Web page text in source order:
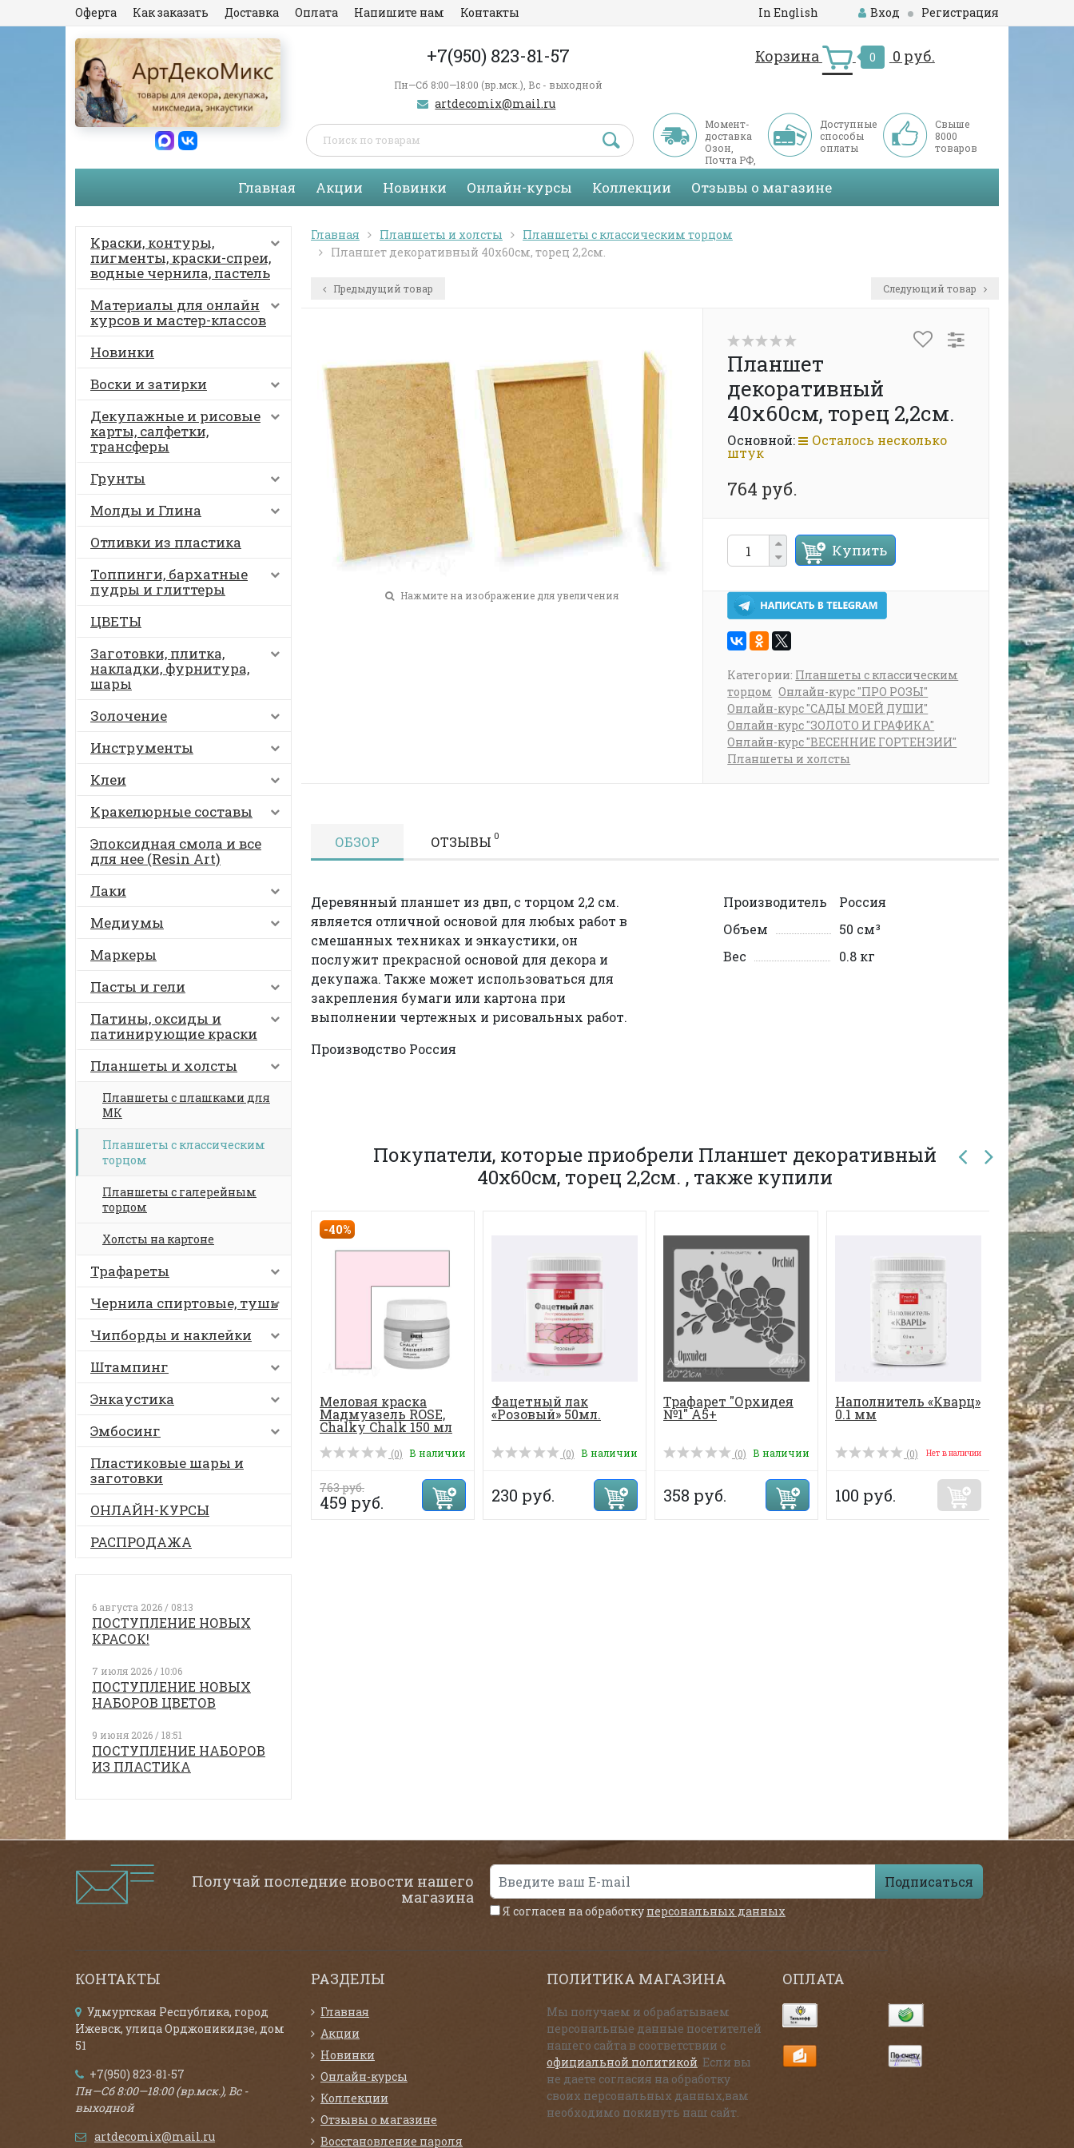
Оферта Как заказать Доставка Оплата Напишите нам Контакты In English Вход Регистрация
+7(950) 823-81-57
Пн—Сб 8:00—18:00 (вр.мск.), Вс - выходной
artdecomix@mail.ru
Корзина 0 0 руб.
Момент-
доставка
Озон,
Почта РФ,
СДЭК
Доступные
способы
оплаты
Свыше
8000
товаров
Главная Акции Новинки Онлайн-курсы Коллекции Отзывы о магазине
Краски, контуры,
пигменты, краски-спреи,
водные чернила, пастель
Материалы для онлайн
курсов и мастер-классов
Новинки
Воски и затирки
Декупажные и рисовые
карты, салфетки,
трансферы
Грунты
Молды и Глина
Отливки из пластика
Топпинги, бархатные
пудры и глиттеры
ЦВЕТЫ
Заготовки, плитка,
накладки, фурнитура,
шары
Золочение
Инструменты
Клеи
Кракелюрные составы
Эпоксидная смола и все
для нее (Resin Art)
Лаки
Медиумы
Маркеры
Пасты и гели
Патины, оксиды и
патинирующие краски
Планшеты и холсты
Планшеты с плашками для
МК
Планшеты с классическим
торцом
Планшеты с галерейным
торцом
Холсты на картоне
Трафареты
Чернила спиртовые, тушь
Чипборды и наклейки
Штампинг
Энкаустика
Эмбосинг
Пластиковые шары и
заготовки
ОНЛАЙН-КУРСЫ
РАСПРОДАЖА
6 августа 2026 / 08:13
ПОСТУПЛЕНИЕ НОВЫХ
КРАСОК!
7 июля 2026 / 10:06
ПОСТУПЛЕНИЕ НОВЫХ
НАБОРОВ ЦВЕТОВ
9 июня 2026 / 18:51
ПОСТУПЛЕНИЕ НАБОРОВ
ИЗ ПЛАСТИКА
Главная Планшеты и холсты
Планшеты с классическим торцом
Планшет декоративный 40х60см, торец 2,2см.
Предыдущий товар Следующий товар
Нажмите на изображение для увеличения
Планшет
декоративный
40х60см, торец 2,2см.
Основной: Осталось несколько
штук
764 руб.
Купить
Категории: Планшеты с классическим
торцом Онлайн-курс "ПРО РОЗЫ"
Онлайн-курс "САДЫ МОЕЙ ДУШИ"
Онлайн-курс "ЗОЛОТО И ГРАФИКА"
Онлайн-курс "ВЕСЕННИЕ ГОРТЕНЗИИ"
Планшеты и холсты
ОБЗОР ОТЗЫВЫ 0
Деревянный планшет из двп, с торцом 2,2 см.
является отличной основой для любых работ в
смешанных техниках и энкаустики, он
послужит прекрасной основой для декора и
декупажа. Также может использоваться для
закрепления бумаги или картона при
выполнении чертежных и рисовальных работ.
Производство Россия
Производитель
Россия
Объем
50 см³
Вес
0.8 кг
Покупатели, которые приобрели Планшет декоративный
40х60см, торец 2,2см. , также купили
-40%
Меловая краска
Мадмуазель ROSE,
Chalky Chalk 150 мл
(0) В наличии
763 руб.
459 руб.
Фацетный лак
«Розовый» 50мл.
(0) В наличии
230 руб.
Трафарет "Орхидея
№1" А5+
(0) В наличии
358 руб.
Наполнитель «Кварц»
0.1 мм
(0) Нет в наличии
100 руб.
Получай последние новости нашего
магазина
Подписаться
Я согласен на обработку персональных данных
КОНТАКТЫ
Удмуртская Республика, город
Ижевск, улица Орджоникидзе, дом
51
+7(950) 823-81-57
Пн—Сб 8:00—18:00 (вр.мск.), Вс -
выходной
artdecomix@mail.ru
РАЗДЕЛЫ
Главная
Акции
Новинки
Онлайн-курсы
Коллекции
Отзывы о магазине
Восстановление пароля
ПОЛИТИКА МАГАЗИНА
Мы получаем и обрабатываем
персональные данные посетителей
нашего сайта в соответствии с
официальной политикой. Если вы
не даете согласия на обработку
своих персональных данных,вам
необходимо покинуть наш сайт.
ОПЛАТА